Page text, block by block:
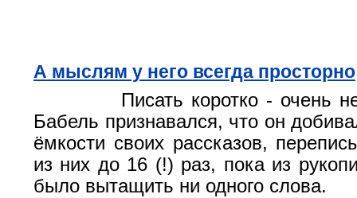
А мыслям у него всегда просторно
Писать коротко - очень
Бабель признавался, что он
ёмкости своих рассказов,
из них до 16 (!) раз, пока из
было вытащить ни одного слова.